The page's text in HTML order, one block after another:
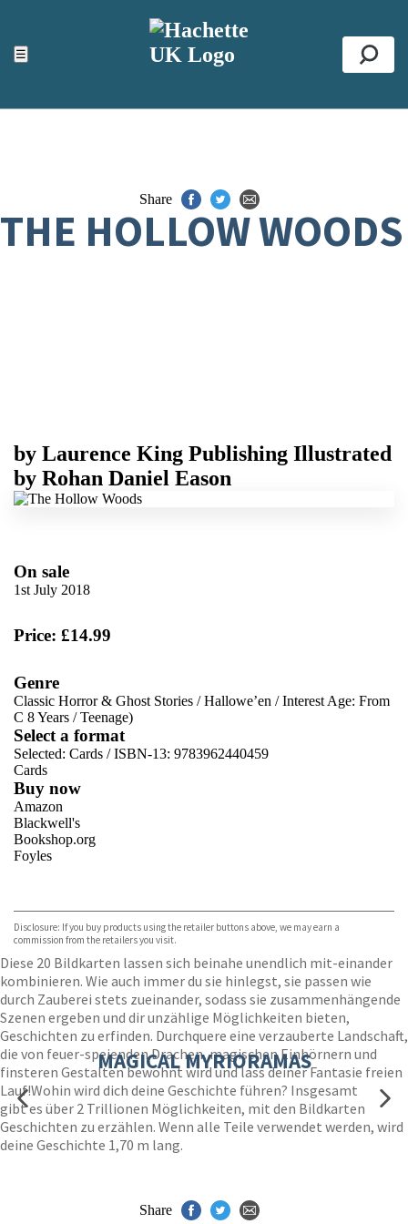
☰
ACCESSIBILITY TOOLS
Top
Share
THE HOLLOW WOODS
by Laurence King Publishing Illustrated
by Rohan Daniel Eason
On sale
1st July 2018
Price: £14.99
Genre
Classic Horror & Ghost Stories /Hallowe’en /Interest Age: From
C 8 Years /Teenage)
Select a format
Selected: Cards / ISBN-13: 9783962440459
Cards
Buy now
Amazon
Blackwell's
Bookshop.org
Foyles
TGJones
Wordery
Disclosure: If you buy products using the retailer buttons above, we may earn a
commission from the retailers you visit.
Diese 20 Bildkarten lassen sich beinahe unendlich mit-einander
kombinieren. Wie auch immer du sie hinlegst, sie passen wie
durch Zauberei stets zueinander, sodass sie zusammenhängende
Szenen ergeben und dir unzählige Möglichkeiten bieten,
Geschichten zu erfinden. Durchquere eine verzauberte Landschaft,
die von feuer-speienden Drachen, magischen Einhörnern und
finsteren Gestalten bewohnt wird und lass deiner Fantasie freien
Lauf!Wohin wird dich deine Geschichte führen? Insgesamt
gibt es über 2 Trillionen Möglichkeiten, mit den Bildkarten
Geschichten zu erzählen. Wenn alle Teile verwendet werden, wird
deine Geschichte 1,70 m lang.
MAGICAL MYRIORAMAS
Share